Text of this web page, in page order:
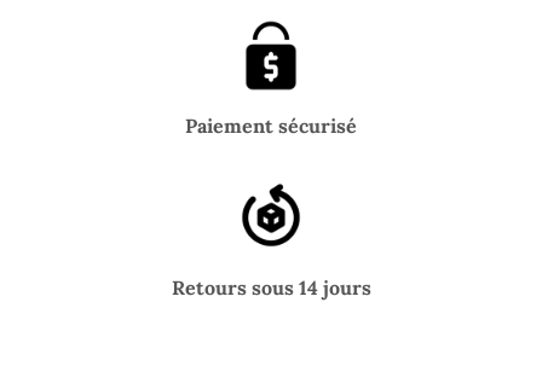
Paiement sécurisé
Retours sous 14 jours